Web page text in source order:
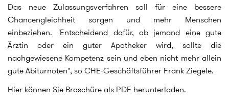
Das neue Zulassungsverfahren soll für eine bessere
Chancengleichheit sorgen und mehr Menschen
einbeziehen. "Entscheidend dafür, ob jemand eine gute
Ärztin oder ein guter Apotheker wird, sollte die
nachgewiesene Kompetenz sein und eben nicht mehr allein
gute Abiturnoten", so CHE-Geschäftsführer Frank Ziegele.
Hier können Sie Broschüre als PDF herunterladen.